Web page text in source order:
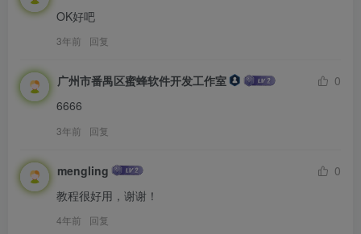
OK好吧
3年前 回复
广州市番禺区蜜蜂软件开发工作室
0
6666
3年前 回复
mengling
0
教程很好用，谢谢！
4年前 回复